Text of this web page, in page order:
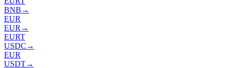
BNB →
EUR
EUR →
EURT
USDC →
EUR
USDT→